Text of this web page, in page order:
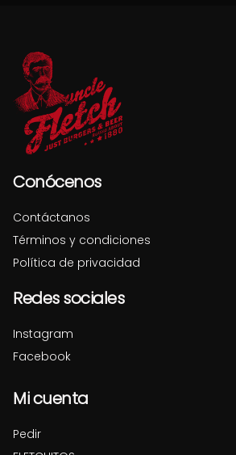
Conócenos
Contáctanos
Términos y condiciones
Política de privacidad
Redes sociales
Instagram
Facebook
Mi cuenta
Pedir